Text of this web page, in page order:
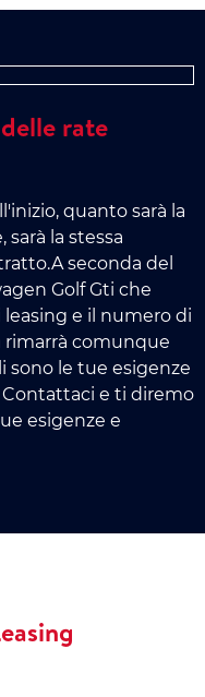
rate
quanto sarà la
la stessa
seconda del
Golf Gti che
e il numero di
rimarrà comunque
sono le tue esigenze
e ti diremo
esigenze e